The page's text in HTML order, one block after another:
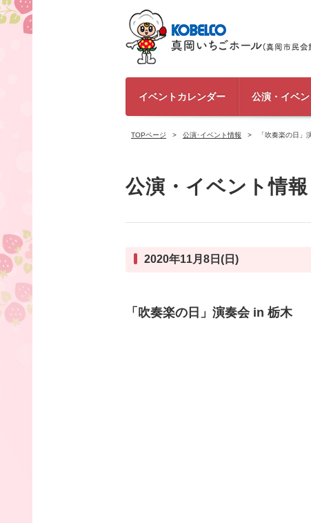
イベントカレンダー 公演・イベ
TOPページ 公演･イベント情報 「吹奏楽の日」
公演・イベント情報
2020年11月8日(日)
「吹奏楽の日」演奏会 in 栃木